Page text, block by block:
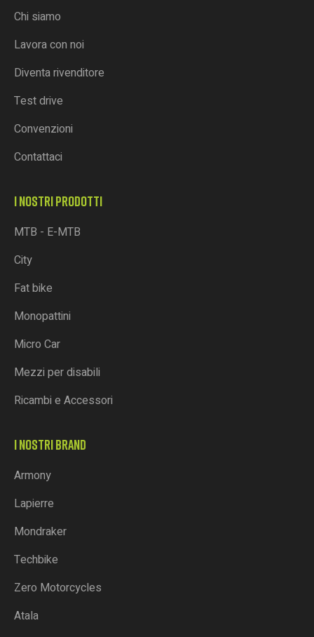
Chi siamo
Lavora con noi
Diventa rivenditore
Test drive
Convenzioni
Contattaci
I NOSTRI PRODOTTI
MTB - E-MTB
City
Fat bike
Monopattini
Micro Car
Mezzi per disabili
Ricambi e Accessori
I NOSTRI BRAND
Armony
Lapierre
Mondraker
Techbike
Zero Motorcycles
Atala